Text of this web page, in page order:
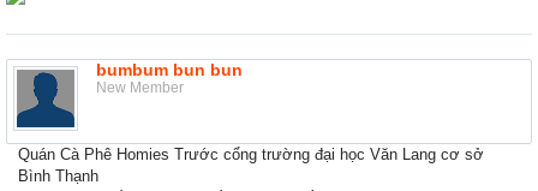
bumbum bun bun
New Member
Quán Cà Phê Homies Trước cổng trường đại học Văn Lang cơ sở
Bình Thạnh